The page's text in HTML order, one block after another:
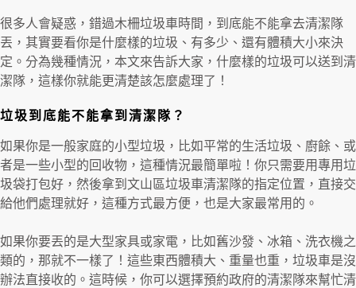
很多人會疑惑，錯過木柵垃圾車時間，到底能不能拿去清潔隊
丟，其實要看你是什麼樣的垃圾、有多少、還有體積大小來決
定。分為幾種情況，本文來告訴大家，什麼樣的垃圾可以送到清
潔隊，這樣你就能更清楚該怎麼處理了！
垃圾到底能不能拿到清潔隊？
如果你是一般家庭的小型垃圾，比如平常的生活垃圾、廚餘、或
者是一些小型的回收物，這種情況最簡單啦！你只需要用專用垃
圾袋打包好，然後拿到文山區垃圾車清潔隊的指定位置，直接交
給他們處理就好，這種方式最方便，也是大家最常用的。
如果你要丟的是大型家具或家電，比如舊沙發、冰箱、洗衣機之
類的，那就不一樣了！這些東西體積大、重量也重，垃圾車是沒
辦法直接收的。這時候，你可以選擇預約政府的清潔隊來幫忙清